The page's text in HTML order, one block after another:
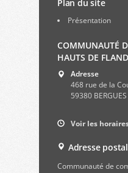
Plan du site
Présentation
COMMUNAUTÉ
HAUTS DE
Adresse
468 rue de la
59380 BERGUES
Voir les
Adresse
Communauté de